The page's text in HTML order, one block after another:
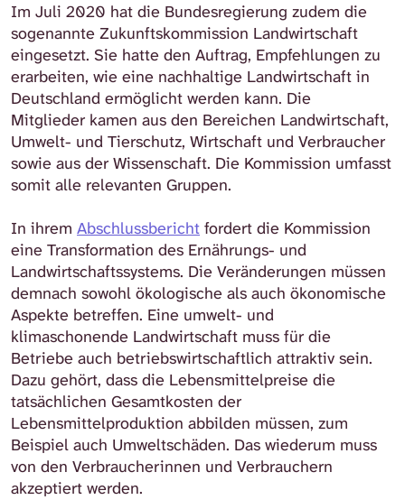
Im Juli 2020 hat die Bundesregierung zudem die
sogenannte Zukunftskommission Landwirtschaft
eingesetzt. Sie hatte den Auftrag, Empfehlungen zu
erarbeiten, wie eine nachhaltige Landwirtschaft in
Deutschland ermöglicht werden kann. Die
Mitglieder kamen aus den Bereichen Landwirtschaft,
Umwelt- und Tierschutz, Wirtschaft und Verbraucher
sowie aus der Wissenschaft. Die Kommission umfasst
somit alle relevanten Gruppen.
In ihrem Abschlussbericht fordert die Kommission
eine Transformation des Ernährungs- und
Landwirtschaftssystems. Die Veränderungen müssen
demnach sowohl ökologische als auch ökonomische
Aspekte betreffen. Eine umwelt- und
klimaschonende Landwirtschaft muss für die
Betriebe auch betriebswirtschaftlich attraktiv sein.
Dazu gehört, dass die Lebensmittelpreise die
tatsächlichen Gesamtkosten der
Lebensmittelproduktion abbilden müssen, zum
Beispiel auch Umweltschäden. Das wiederum muss
von den Verbraucherinnen und Verbrauchern
akzeptiert werden.